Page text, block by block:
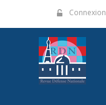
Connexion